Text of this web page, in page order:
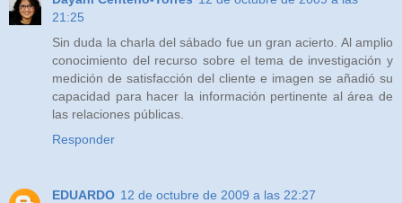
21:25
Sin duda la charla del sábado fue un gran acierto. Al amplio
conocimiento del recurso sobre el tema de investigación y
medición de satisfacción del cliente e imagen se añadió su
capacidad para hacer la información pertinente al área de
las relaciones públicas.
Responder
EDUARDO 12 de octubre de 2009 a las 22:27